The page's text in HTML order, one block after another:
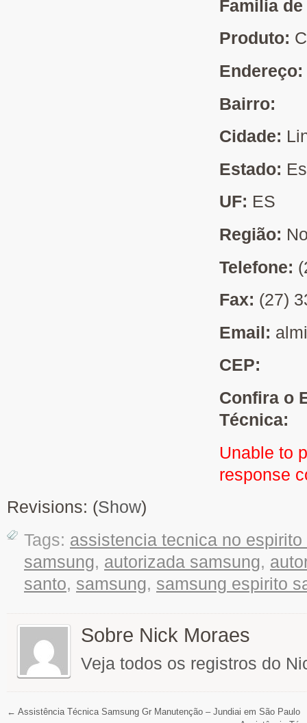
Familia
Produto:
Endereço:
Bairro:
Cidade:
Estado:
UF: ES
Região:
Telefone:
Fax: (27)
Email:
CEP:
Confira o
Técnica:
Unable to
response
Revisions: (Show)
Tags: assistencia tecnica no espirito
samsung, autorizada samsung,
santo, samsung, samsung espirito
Sobre Nick Moraes
Veja todos os registros do
← Assistência Técnica Samsung Gr Manutenção – Jundiai em São Paulo